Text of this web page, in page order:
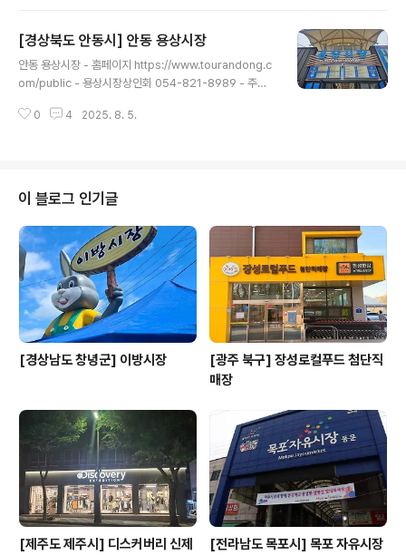
축산물, 수산물, 생활용품, 잡화, 반찬 등을 판매하고 있다.
오랜 세월 동안 상인들과 손님들의 정이 오가는 공간으로
자리 잡아왔다. 신선한 농산물과 다양한 먹거리를 저렴한
어 지역 문화와 전통을 느낄 수 있는 곳이다. ※ 소개 정보 -
[경상북도 안동시] 안동 용상시장
안동 용상시장 - 홈페이지 https://www.tourandong.c
om/public - 용상시장상인회 054-821-8989 - 주소
용상동에 위치한 상설시장이다. 각종 신선한 농산물, 수산
가 와도 편하게 장을 볼 수 있다. 용상시장은 실용성과 정겨
움을 함께 갖춘 안동의 생활시장이다. ※ 소개 정보 - 영업
시간 : 점포 별로 상이함 - 쉬는날 : 점포 별로 상이함 - 개
장일 : 1976년 (신축 2007년) - 판매품목 : 농산물 / 축산
물 / 수산물 / 과채류 / 곡물..
0 4 2025. 8. 5.
이 블로그 인기글
[경상남도 창녕군] 이방시장
[광주 북구] 장성로컬푸드 첨단직
매장
[제주도 제주시] 디스커버리 신제
[전라남도 목포시] 목포 자유시장